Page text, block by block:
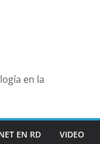
en la
EN RD VIDEO